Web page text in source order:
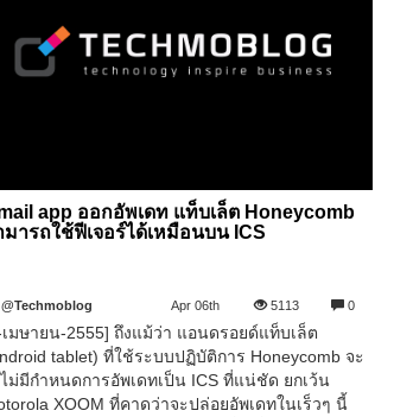
app ออกอัพเดท แท็บเล็ต Honeycomb
มารถใช้ฟีเจอร์ได้เหมือนบน ICS
@Techmoblog Apr 06th 5113 0
เมษายน-2555] ถึงแม้ว่า แอนดรอยด์แท็บเล็ต
tablet) ที่ใช้ระบบปฏิบัติการ Honeycomb จะ
ม่มีกำหนดการอัพเดทเป็น ICS ที่แน่ชัด ยกเว้น
XOOM ที่คาดว่าจะปล่อยอัพเดทในเร็วๆ นี้